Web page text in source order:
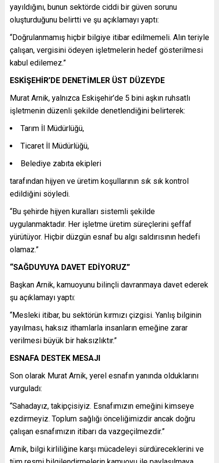
yayıldığını, bunun sektörde ciddi bir güven sorunu
oluşturduğunu belirtti ve şu açıklamayı yaptı:
“Doğrulanmamış hiçbir bilgiye itibar edilmemeli. Alın teriyle
çalışan, vergisini ödeyen işletmelerin hedef gösterilmesi
kabul edilemez.”
ESKİŞEHİR’DE DENETİMLER ÜST DÜZEYDE
Murat Arnik, yalnızca Eskişehir’de 5 bini aşkın ruhsatlı
işletmenin düzenli şekilde denetlendiğini belirterek:
Tarım İl Müdürlüğü,
Ticaret İl Müdürlüğü,
Belediye zabıta ekipleri
tarafından hijyen ve üretim koşullarının sık sık kontrol
edildiğini söyledi.
“Bu şehirde hijyen kuralları sistemli şekilde
uygulanmaktadır. Her işletme üretim süreçlerini şeffaf
yürütüyor. Hiçbir düzgün esnaf bu algı saldırısının hedefi
olamaz.”
“SAĞDUYUYA DAVET EDİYORUZ”
Başkan Arnik, kamuoyunu bilinçli davranmaya davet ederek
şu açıklamayı yaptı:
“Mesleki itibar, bu sektörün kırmızı çizgisi. Yanlış bilginin
yayılması, haksız ithamlarla insanların emeğine zarar
verilmesi büyük bir haksızlıktır.”
ESNAFA DESTEK MESAJI
Son olarak Murat Arnik, yerel esnafın yanında olduklarını
vurguladı:
“Sahadayız, takipçisiyiz. Esnafımızın emeğini kimseye
ezdirmeyiz. Toplum sağlığı önceliğimizdir ancak doğru
çalışan esnafımızın itibarı da vazgeçilmezdir.”
Arnik, bilgi kirliliğine karşı mücadeleyi sürdüreceklerini ve